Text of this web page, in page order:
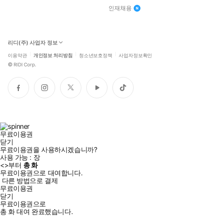
인재채용
리디(주) 사업자 정보
이용약관 개인정보 처리방침 청소년보호정책 사업자정보확인
© RIDI Corp.
페
이
인
스
트
위
유
튜
틱
톡
무료이용권
닫기
무료이용권을 사용하시겠습니까?
사용 가능 : 장
<>부터 총화
무료이용권으로 대여합니다.
다른 방법으로 결제
무료이용권
닫기
무료이용권으로
총 화대여 완료했습니다.